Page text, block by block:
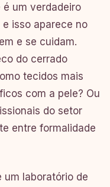
um verdadeiro
isso aparece no
e se cuidam.
do cerrado
tecidos mais
com a pele? Ou
do setor
entre formalidade
um laboratório de